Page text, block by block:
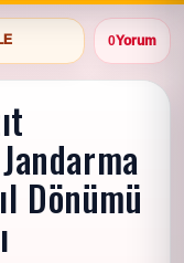
0Yorum
Dönümü